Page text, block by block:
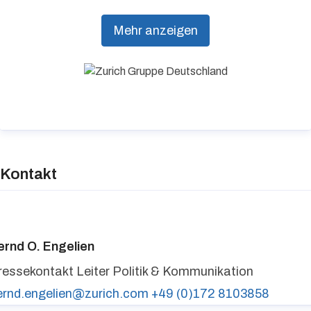
Vorsorge und Risikomanagement aus einer Hand.
Individuelle Kundenorientierung, hohe
stehen dabei an erster Stelle.
Mehr anzeigen
Kontakt
O. Engelien
Leiter Politik & Kommunikation
+49 (0)172 8103858